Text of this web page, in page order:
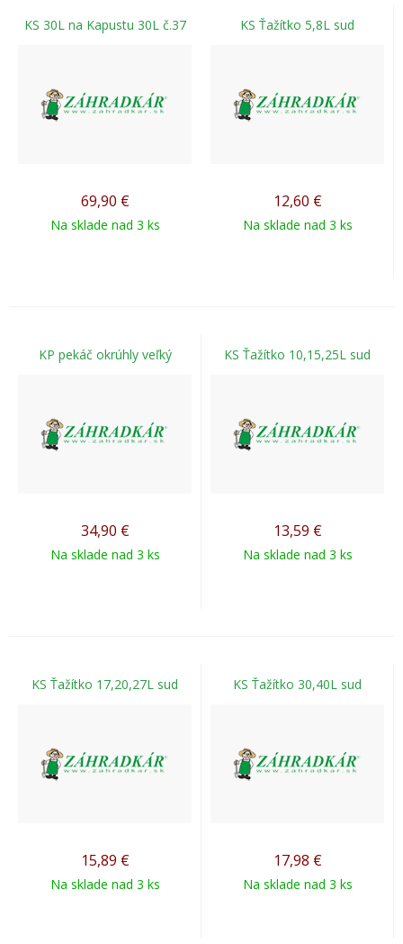
KS 30L na Kapustu 30L č.37
69,90 €
Na sklade nad 3 ks
KS Ťažítko 5,8L sud
12,60 €
Na sklade nad 3 ks
KP pekáč okrúhly veľký
34,90 €
Na sklade nad 3 ks
KS Ťažítko 10,15,25L sud
13,59 €
Na sklade nad 3 ks
KS Ťažítko 17,20,27L sud
15,89 €
Na sklade nad 3 ks
KS Ťažítko 30,40L sud
17,98 €
Na sklade nad 3 ks